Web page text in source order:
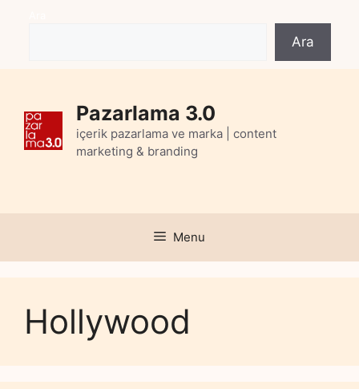
Ara
Pazarlama 3.0
içerik pazarlama ve marka | content
marketing & branding
Menu
Hollywood